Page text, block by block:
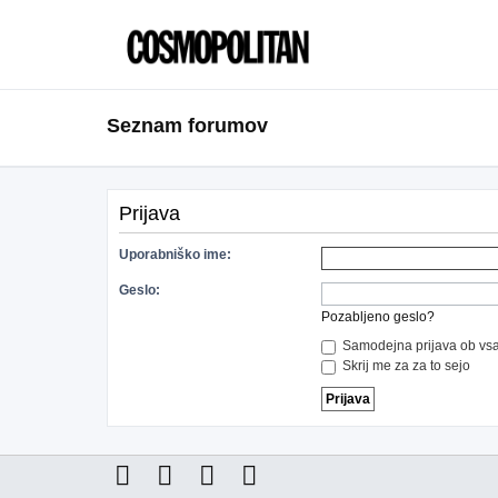
Seznam forumov
Prijava
Uporabniško ime:
Geslo:
Pozabljeno geslo?
Samodejna prijava ob
Skrij me za za to sejo